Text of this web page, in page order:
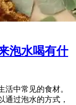
泡水喝有什
中常见的食材。
通过泡水的方式，